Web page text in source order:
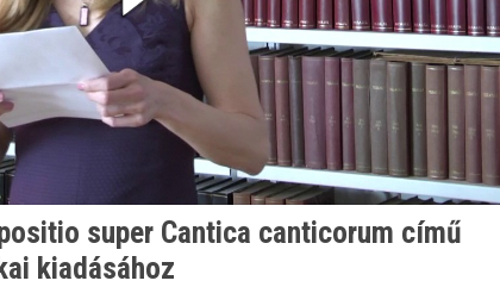
super Cantica canticorum című
kiadásához